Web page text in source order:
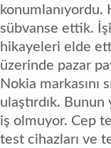
sübvanse ettik.
hikayeleri elde
üzerinde pazar
Nokia markasını
ulaştırdık.
iş olmuyor. Cep
test cihazları ve